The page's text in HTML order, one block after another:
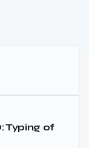
Typing of